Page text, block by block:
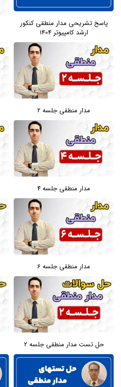
پاسخ تشریحی مدار منطقی کنکور
ارشد کامپیوتر 1404
مدار منطقی جلسه 2
مدار منطقی جلسه 4
مدار منطقی جلسه 6
حل تست مدار منطقی جلسه 2